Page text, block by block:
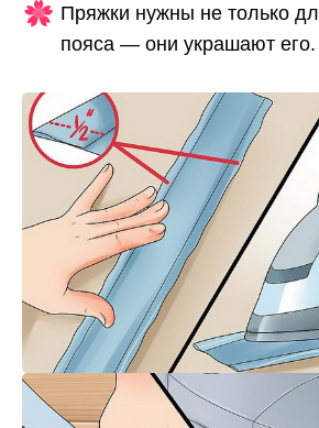
Пряжки нужны не только
пояса — они украшают его.